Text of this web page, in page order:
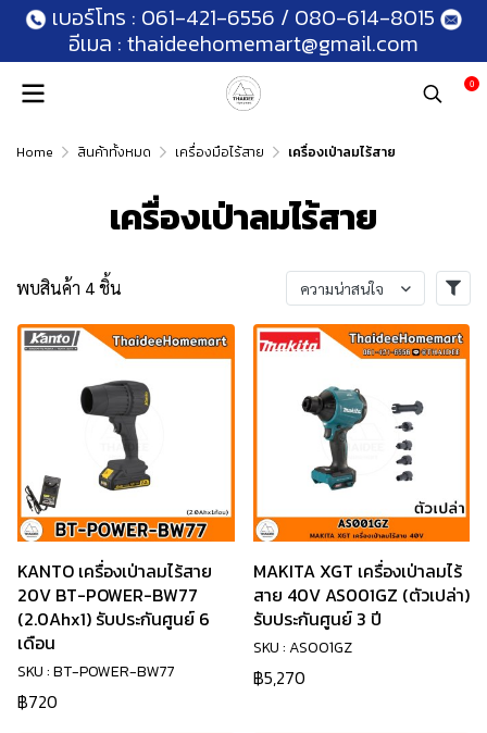
เบอร์โทร : 061-421-6556 / 080-614-8015
อีเมล : thaideehomemart@gmail.com
0
Home สินค้าทั้งหมด เครื่องมือไร้สาย เครื่องเป่าลมไร้สาย
เครื่องเป่าลมไร้สาย
พบสินค้า 4 ชิ้น ความน่าสนใจ
KANTO เครื่องเป่าลมไร้สาย
20V BT-POWER-BW77
(2.0Ahx1) รับประกันศูนย์ 6
เดือน
SKU : BT-POWER-BW77
฿720
MAKITA XGT เครื่องเป่าลมไร้
สาย 40V AS001GZ (ตัวเปล่า)
รับประกันศูนย์ 3 ปี
SKU : AS001GZ
฿5,270